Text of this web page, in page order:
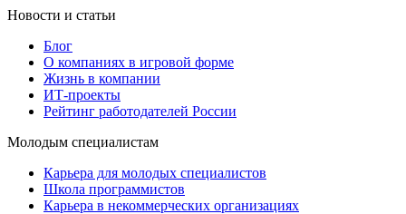
Новости и статьи
Блог
О компаниях в игровой форме
Жизнь в компании
ИТ-проекты
Рейтинг работодателей России
Молодым специалистам
Карьера для молодых специалистов
Школа программистов
Карьера в некоммерческих организациях